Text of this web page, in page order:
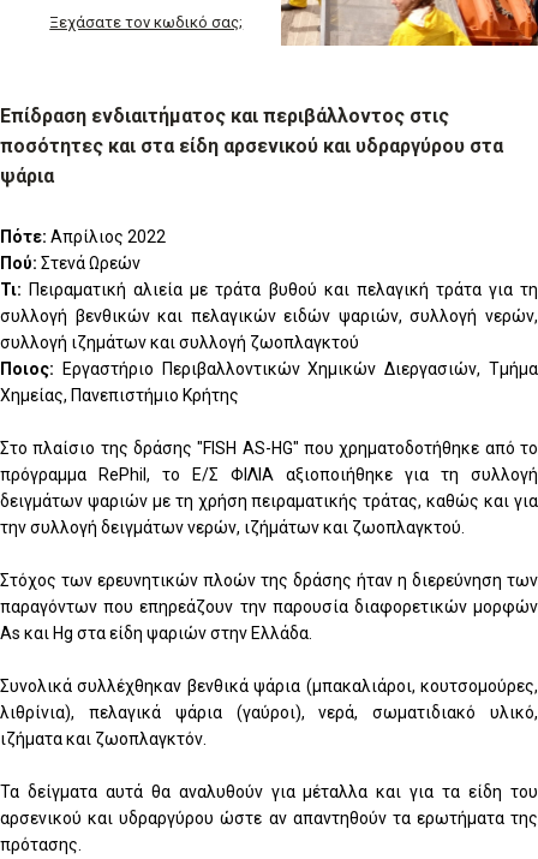
Ξεχάσατε τον κωδικό σας;
Επίδραση ενδιαιτήματος και περιβάλλοντος στις
ποσότητες και στα είδη αρσενικού και υδραργύρου στα
ψάρια
Πότε: Απρίλιος 2022
Πού: Στενά Ωρεών
Τι: Πειραματική αλιεία με τράτα βυθού και πελαγική τράτα για τη
συλλογή βενθικών και πελαγικών ειδών ψαριών, συλλογή νερών,
συλλογή ιζημάτων και συλλογή ζωοπλαγκτού
Ποιος: Εργαστήριο Περιβαλλοντικών Χημικών Διεργασιών, Τμήμα
Χημείας, Πανεπιστήμιο Κρήτης
Στο πλαίσιο της δράσης "FISH AS-HG" που χρηματοδοτήθηκε από το
πρόγραμμα RePhil, το Ε/Σ ΦΙΛΙΑ αξιοποιήθηκε για τη συλλογή
δειγμάτων ψαριών με τη χρήση πειραματικής τράτας, καθώς και για
την συλλογή δειγμάτων νερών, ιζήμάτων και ζωοπλαγκτού.
Στόχος των ερευνητικών πλοών της δράσης ήταν η διερεύνηση των
παραγόντων που επηρεάζουν την παρουσία διαφορετικών μορφών
As και Hg στα είδη ψαριών στην Ελλάδα.
Συνολικά συλλέχθηκαν βενθικά ψάρια (μπακαλιάροι, κουτσομούρες,
λιθρίνια), πελαγικά ψάρια (γαύροι), νερά, σωματιδιακό υλικό,
ιζήματα και ζωοπλαγκτόν.
Τα δείγματα αυτά θα αναλυθούν για μέταλλα και για τα είδη του
αρσενικού και υδραργύρου ώστε αν απαντηθούν τα ερωτήματα της
πρότασης.